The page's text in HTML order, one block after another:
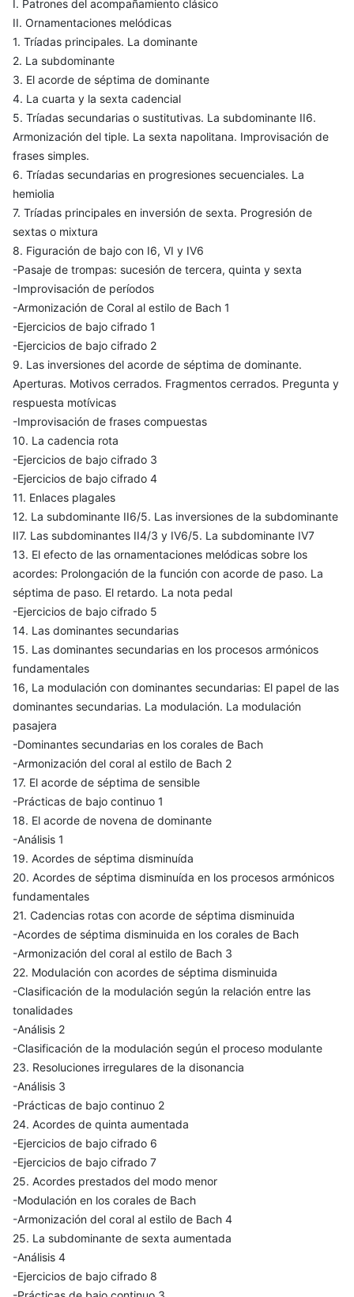
I. Patrones del acompañamiento clásico
II. Ornamentaciones melódicas
1. Tríadas principales. La dominante
2. La subdominante
3. El acorde de séptima de dominante
4. La cuarta y la sexta cadencial
5. Tríadas secundarias o sustitutivas. La subdominante II6.
Armonización del tiple. La sexta napolitana. Improvisación de
frases simples.
6. Tríadas secundarias en progresiones secuenciales. La
hemiolia
7. Tríadas principales en inversión de sexta. Progresión de
sextas o mixtura
8. Figuración de bajo con I6, VI y IV6
-Pasaje de trompas: sucesión de tercera, quinta y sexta
-Improvisación de períodos
-Armonización de Coral al estilo de Bach 1
-Ejercicios de bajo cifrado 1
-Ejercicios de bajo cifrado 2
9. Las inversiones del acorde de séptima de dominante.
Aperturas. Motivos cerrados. Fragmentos cerrados. Pregunta y
respuesta motívicas
-Improvisación de frases compuestas
10. La cadencia rota
-Ejercicios de bajo cifrado 3
-Ejercicios de bajo cifrado 4
11. Enlaces plagales
12. La subdominante II6/5. Las inversiones de la subdominante
II7. Las subdominantes II4/3 y IV6/5. La subdominante IV7
13. El efecto de las ornamentaciones melódicas sobre los
acordes: Prolongación de la función con acorde de paso. La
séptima de paso. El retardo. La nota pedal
-Ejercicios de bajo cifrado 5
14. Las dominantes secundarias
15. Las dominantes secundarias en los procesos armónicos
fundamentales
16, La modulación con dominantes secundarias: El papel de las
dominantes secundarias. La modulación. La modulación
pasajera
-Dominantes secundarias en los corales de Bach
-Armonización del coral al estilo de Bach 2
17. El acorde de séptima de sensible
-Prácticas de bajo continuo 1
18. El acorde de novena de dominante
-Análisis 1
19. Acordes de séptima disminuída
20. Acordes de séptima disminuída en los procesos armónicos
fundamentales
21. Cadencias rotas con acorde de séptima disminuida
-Acordes de séptima disminuida en los corales de Bach
-Armonización del coral al estilo de Bach 3
22. Modulación con acordes de séptima disminuida
-Clasificación de la modulación según la relación entre las
tonalidades
-Análisis 2
-Clasificación de la modulación según el proceso modulante
23. Resoluciones irregulares de la disonancia
-Análisis 3
-Prácticas de bajo continuo 2
24. Acordes de quinta aumentada
-Ejercicios de bajo cifrado 6
-Ejercicios de bajo cifrado 7
25. Acordes prestados del modo menor
-Modulación en los corales de Bach
-Armonización del coral al estilo de Bach 4
25. La subdominante de sexta aumentada
-Análisis 4
-Ejercicios de bajo cifrado 8